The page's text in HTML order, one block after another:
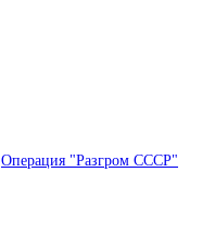
Операция "Разгром СССР"